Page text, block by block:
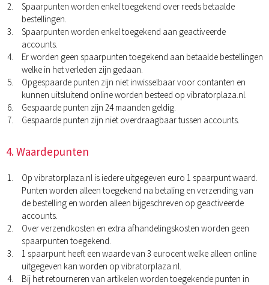
Spaarpunten worden enkel toegekend over reeds betaalde
bestellingen.
Spaarpunten worden enkel toegekend aan geactiveerde
accounts.
Er worden geen spaarpunten toegekend aan betaalde bestellingen
welke in het verleden zijn gedaan.
Opgespaarde punten zijn niet inwisselbaar voor contanten en
kunnen uitsluitend online worden besteed op vibratorplaza.nl.
Gespaarde punten zijn 24 maanden geldig.
Gespaarde punten zijn niet overdraagbaar tussen accounts.
4. Waardepunten
Op vibratorplaza.nl is iedere uitgegeven euro 1 spaarpunt waard.
Punten worden alleen toegekend na betaling en verzending van
de bestelling en worden alleen bijgeschreven op geactiveerde
accounts.
Over verzendkosten en extra afhandelingskosten worden geen
spaarpunten toegekend.
1 spaarpunt heeft een waarde van 3 eurocent welke alleen online
uitgegeven kan worden op vibratorplaza.nl.
Bij het retourneren van artikelen worden toegekende punten in